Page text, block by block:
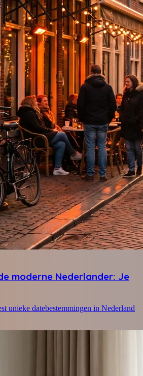
moderne Nederlander: Je
unieke datebestemmingen in Nederland